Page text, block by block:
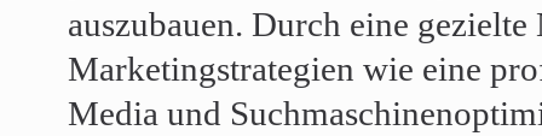
auszubauen. Durch eine
Marketingstrategien wie eine
Media und